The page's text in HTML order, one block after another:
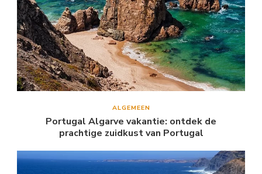
ALGEMEEN
Portugal Algarve vakantie: ontdek de
prachtige zuidkust van Portugal